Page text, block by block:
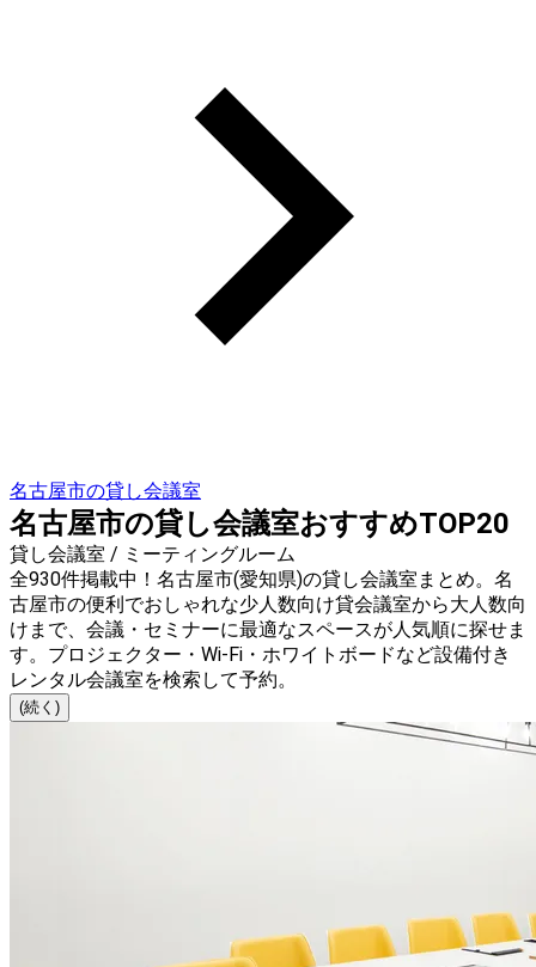
名古屋市の貸し会議室
名古屋市の貸し会議室おすすめTOP20
貸し会議室 / ミーティングルーム
全930件掲載中！名古屋市(愛知県)の貸し会議室まとめ。名
古屋市の便利でおしゃれな少人数向け貸会議室から大人数向
けまで、会議・セミナーに最適なスペースが人気順に探せま
す。プロジェクター・Wi-Fi・ホワイトボードなど設備付き
レンタル会議室を検索して予約。
(続く)